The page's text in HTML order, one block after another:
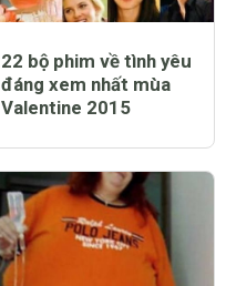
22 bộ phim về tình yêu
đáng xem nhất mùa
Valentine 2015